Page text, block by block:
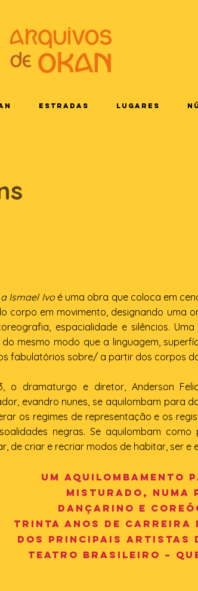
Estradas Lugares
Ismael Ivoé uma obra que coloca em
corpo em movimento, designando uma
espacialidade e silêncios.
mesmo modo que a linguagem,
fabulatórios sobre/ a partir dos corpos
o dramaturgo e diretor, Anderson
evandro nunes, se aquilombam para
os regimes de representação e os
negras. Se aquilombam
de criar e recriar modos de habitar, ser e
Um
misturado, numa
dançarino e
trinta anos de carreira
dos principais artistas
teatro brasileiro – que